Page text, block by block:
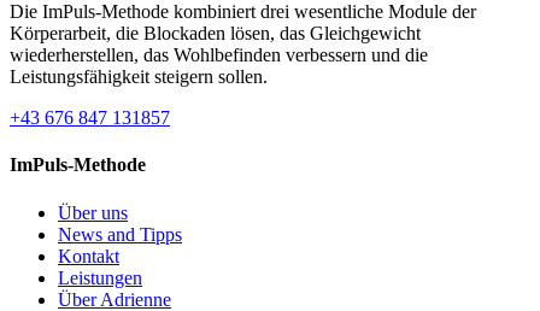
Die ImPuls-Methode kombiniert drei wesentliche Module der
Körperarbeit, die Blockaden lösen, das Gleichgewicht
wiederherstellen, das Wohlbefinden verbessern und die
Leistungsfähigkeit steigern sollen.
+43 676 847 131857
ImPuls-Methode
Über uns
News and Tipps
Kontakt
Leistungen
Über Adrienne